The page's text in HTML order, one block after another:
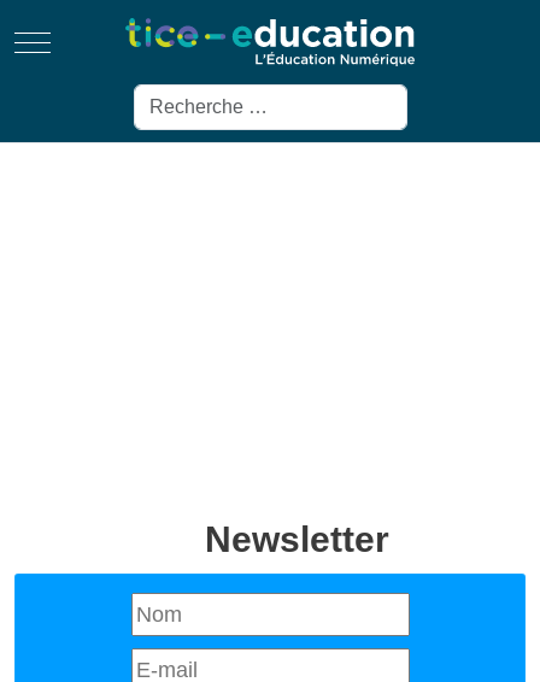
Mobile Menu Toggle
Rechercher
Newsletter